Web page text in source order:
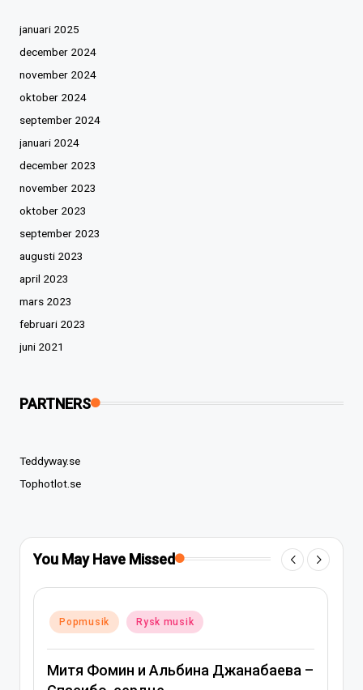
januari 2025
december 2024
november 2024
oktober 2024
september 2024
januari 2024
december 2023
november 2023
oktober 2023
september 2023
augusti 2023
april 2023
mars 2023
februari 2023
juni 2021
PARTNERS
Teddyway.se
Tophotlot.se
You May Have Missed
Posted
Popmusik Rysk musik
Вера Брежнева – Девочка моя